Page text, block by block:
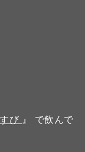
び 』 で飲んで